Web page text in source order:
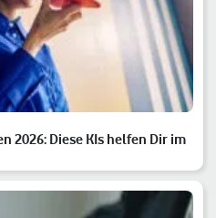
2026: Diese KIs helfen Dir im